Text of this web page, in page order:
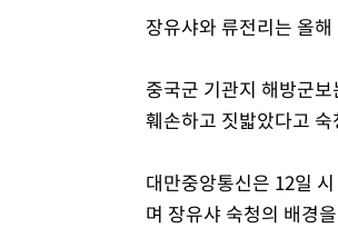
장유샤와 류전리는 올
중국군 기관지 해방군
훼손하고 짓밟았다고
대만중앙통신은 12일
며 장유샤 숙청의 배경